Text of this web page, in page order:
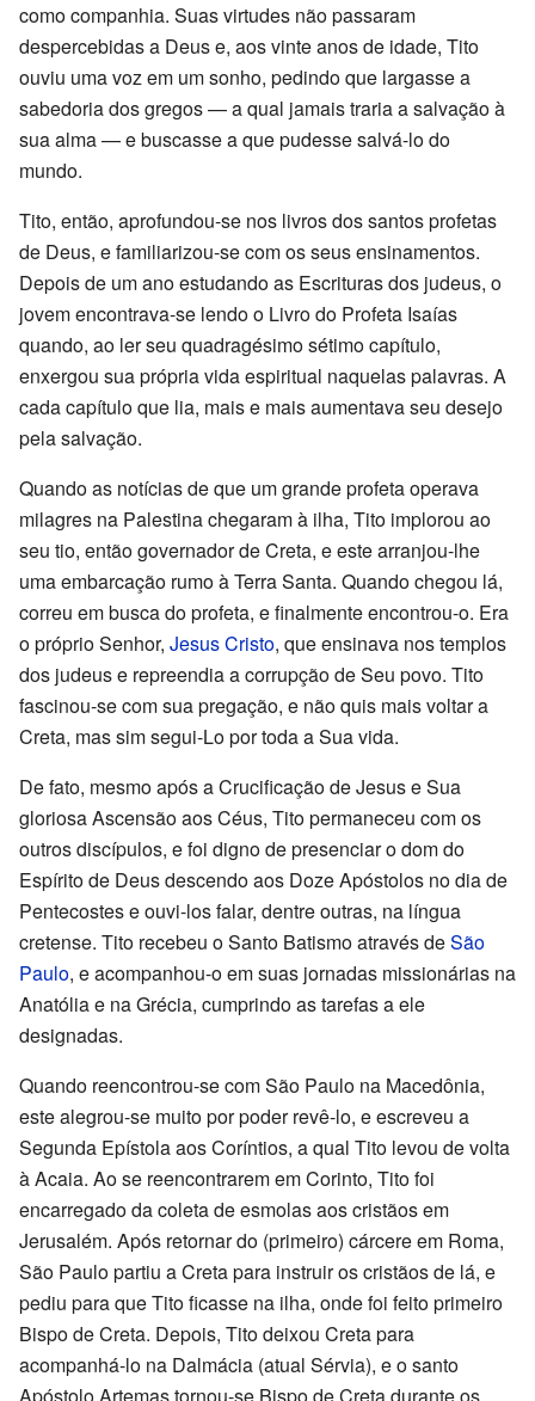
como companhia. Suas virtudes não passaram
despercebidas a Deus e, aos vinte anos de idade, Tito
ouviu uma voz em um sonho, pedindo que largasse a
sabedoria dos gregos — a qual jamais traria a salvação à
sua alma — e buscasse a que pudesse salvá-lo do
mundo.
Tito, então, aprofundou-se nos livros dos santos profetas
de Deus, e familiarizou-se com os seus ensinamentos.
Depois de um ano estudando as Escrituras dos judeus, o
jovem encontrava-se lendo o Livro do Profeta Isaías
quando, ao ler seu quadragésimo sétimo capítulo,
enxergou sua própria vida espiritual naquelas palavras. A
cada capítulo que lia, mais e mais aumentava seu desejo
pela salvação.
Quando as notícias de que um grande profeta operava
milagres na Palestina chegaram à ilha, Tito implorou ao
seu tio, então governador de Creta, e este arranjou-lhe
uma embarcação rumo à Terra Santa. Quando chegou lá,
correu em busca do profeta, e finalmente encontrou-o. Era
o próprio Senhor, Jesus Cristo, que ensinava nos templos
dos judeus e repreendia a corrupção de Seu povo. Tito
fascinou-se com sua pregação, e não quis mais voltar a
Creta, mas sim segui-Lo por toda a Sua vida.
De fato, mesmo após a Crucificação de Jesus e Sua
gloriosa Ascensão aos Céus, Tito permaneceu com os
outros discípulos, e foi digno de presenciar o dom do
Espírito de Deus descendo aos Doze Apóstolos no dia de
Pentecostes e ouvi-los falar, dentre outras, na língua
cretense. Tito recebeu o Santo Batismo através deSão
Paulo, e acompanhou-o em suas jornadas missionárias na
Anatólia e na Grécia, cumprindo as tarefas a ele
designadas.
Quando reencontrou-se com São Paulo na Macedônia,
este alegrou-se muito por poder revê-lo, e escreveu a
Segunda Epístola aos Coríntios, a qual Tito levou de volta
à Acaia. Ao se reencontrarem em Corinto, Tito foi
encarregado da coleta de esmolas aos cristãos em
Jerusalém. Após retornar do (primeiro) cárcere em Roma,
São Paulo partiu a Creta para instruir os cristãos de lá, e
pediu para que Tito ficasse na ilha, onde foi feito primeiro
Bispo de Creta. Depois, Tito deixou Creta para
acompanhá-lo na Dalmácia (atual Sérvia), e o santo